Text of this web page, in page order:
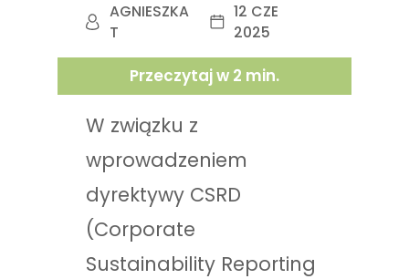
AGNIESZKA
T
12 CZE
2025
Przeczytaj w 2 min.
W związku z
wprowadzeniem
dyrektywy CSRD
(Corporate
Sustainability Reporting